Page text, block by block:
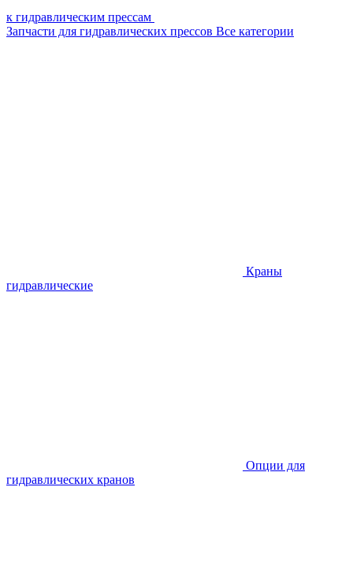
к гидравлическим прессам
Запчасти для гидравлических прессов Все категории
Краны
гидравлические
Опции для
гидравлических кранов